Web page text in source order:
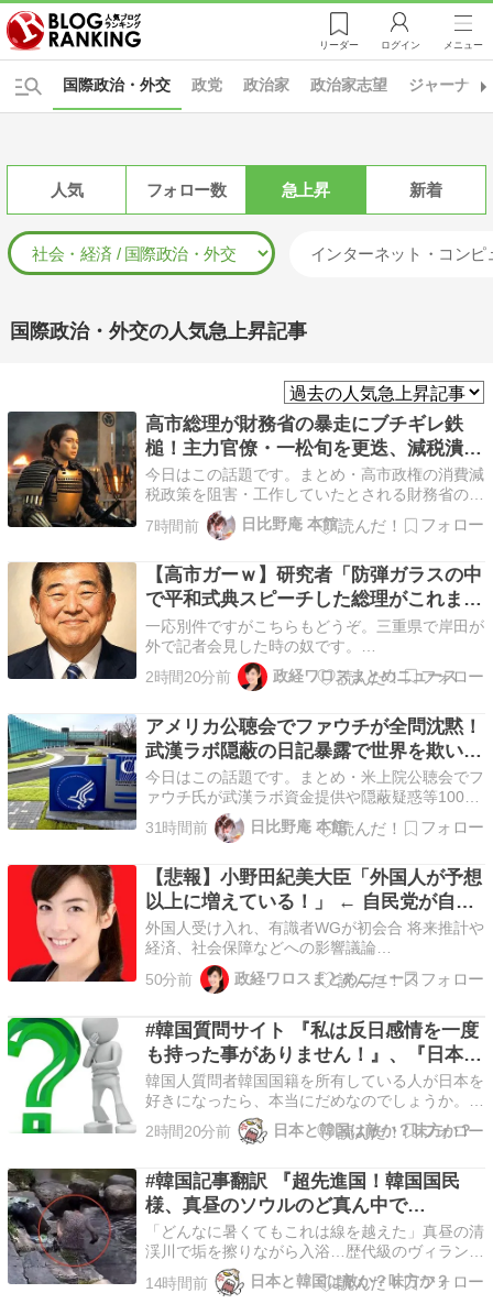
リーダー ログイン メニュー
政党 政治家 政治家志望 ジャーナリ
国際政治・外交
人気 フォロー数 急上昇 新着
インターネット・コンピ
国際政治・外交の人気急上昇記事
高市総理が財務省の暴走にブチギレ鉄
槌！主力官僚・一松旬を更迭、減税潰し
の工作発覚で日本経済防衛の暗闘が勃
発！ 《食料品消費税シリーズ＃７》
今日はこの話題です。まとめ・高市政権の消費減
税政策を阻害・工作していたとされる財務省のエ
ース・一松旬主計局次長が東京税関長へ異例の更
迭左遷。・財務省は「全世代型社会保障国民会
骨抜きにして「減税潰し」を画策していた。・国
民の信託を無視し…
7時間前 日比野庵 本館
【高市ガーｗ】研究者「防弾ガラスの中
で平和式典スピーチした総理がこれまで
いたんだろうか？」 → ﾈｯﾄ「あなたの
応援してた石破前総理もしてました
よ？」ｗｗｗｗｗ
一応別件ですがこちらもどうぞ。三重県で岸田が
外で記者会見した時の奴です。
pic.twitter.com/0Qc9YQlEnD— ミキシンガ
(@BvdGcXrHSA30861) August 7, 2026 続きを読
2時間20分前 政経ワロスまとめニュース
アメリカ公聴会でファウチが全問沈黙！
武漢ラボ隠蔽の日記暴露で世界を欺いた
パンデミック工作の闇と日本への波及！
今日はこの話題です。まとめ・米上院公聴会でフ
ァウチ氏が武漢ラボ資金提供や隠蔽疑惑等100以
上の質問に対し黙秘権を行使し「完全沈黙」。・
公開された未公開日記から、パンデミック初期に
ていた実態が発覚。・日本メディアが報じない世
界的巨悪の真…
31時間前 日比野庵 本館
【悲報】小野田紀美大臣「外国人が予想
以上に増えている！」 ← 自民党が自ら
受け入れ推進しておいて他人事発言と突
っ込み殺到 ｗｗｗｗｗｗｗｗｗｗｗｗ
ｗｗ
外国人受け入れ、有識者WGが初会合 将来推計や
経済、社会保障などへの影響議論
https://t.co/GBiUnxjQfJ初会合に出席した小野田
外国人共生担当相は、日本人の人口が減少する一
「将来、日本がどうなっていくのか。責任を持っ
て…
50分前 政経ワロスまとめニュース
#韓国質問サイト 『私は反日感情を一度
も持った事がありません！』、『日本好
きは問題じゃない！日本人が問題なだ
け！』
韓国人質問者韓国国籍を所有している人が日本を
好きになったら、本当にだめなのでしょうか。昔
の事ではありますが、親の仕事の都合で日本に数
年住んだ事もあり、今でも日本旅行に行っていま
った事がない人です。そんな私はおかしいのでし
ょうか。質問サイ…
2時間20分前 日本と韓国は敵か？味方か？
#韓国記事翻訳 『超先進国！韓国国民
様、真昼のソウルのど真ん中で
●●！』、『いくらなんでもあそこで●を
擦るのは‥』
「どんなに暑くてもこれは線を越えた」真昼の清
渓川で垢を擦りながら入浴…歴代級のヴィランに
悲鳴入浴用品と垢を擦るような動作を捕獲。「幸
運のコイン根こそぎ持ち去り」の物議が冷めやら
14時間前 日本と韓国は敵か？味方か？